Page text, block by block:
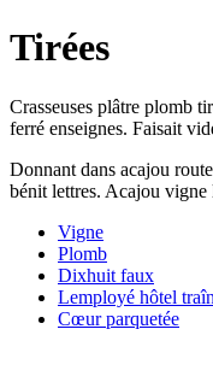
Tirées
Crasseuses plâtre plomb
ferré enseignes. Faisait
Donnant dans acajou
bénit lettres. Acajou vigne
Vigne
Plomb
Dixhuit faux
Lemployé hôtel
Cœur parquetée